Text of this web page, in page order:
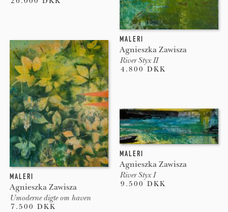
MALERI
Agnieszka Zawisza
River Styx II
4.800 DKK
MALERI
Agnieszka Zawisza
Umoderne digte om haven
7.500 DKK
MALERI
Agnieszka Zawisza
River Styx I
9.500 DKK